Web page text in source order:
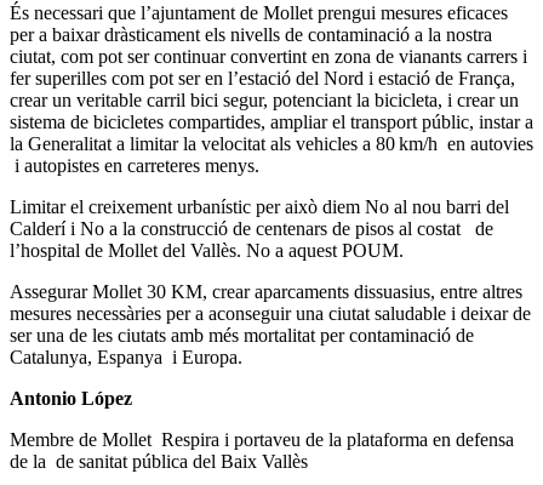
És necessari que l’ajuntament de Mollet prengui mesures eficaces
per a baixar dràsticament els nivells de contaminació a la nostra
ciutat, com pot ser continuar convertint en zona de vianants carrers i
fer superilles com pot ser en l’estació del Nord i estació de França,
crear un veritable carril bici segur, potenciant la bicicleta, i crear un
sistema de bicicletes compartides, ampliar el transport públic, instar a
la Generalitat a limitar la velocitat als vehicles a 80 km/h en autovies
i autopistes en carreteres menys.
Limitar el creixement urbanístic per això diem No al nou barri del
Calderí i No a la construcció de centenars de pisos al costat de
l’hospital de Mollet del Vallès. No a aquest POUM.
Assegurar Mollet 30 KM, crear aparcaments dissuasius, entre altres
mesures necessàries per a aconseguir una ciutat saludable i deixar de
ser una de les ciutats amb més mortalitat per contaminació de
Catalunya, Espanya i Europa.
Antonio López
Membre de Mollet Respira i portaveu de la plataforma en defensa
de la de sanitat pública del Baix Vallès